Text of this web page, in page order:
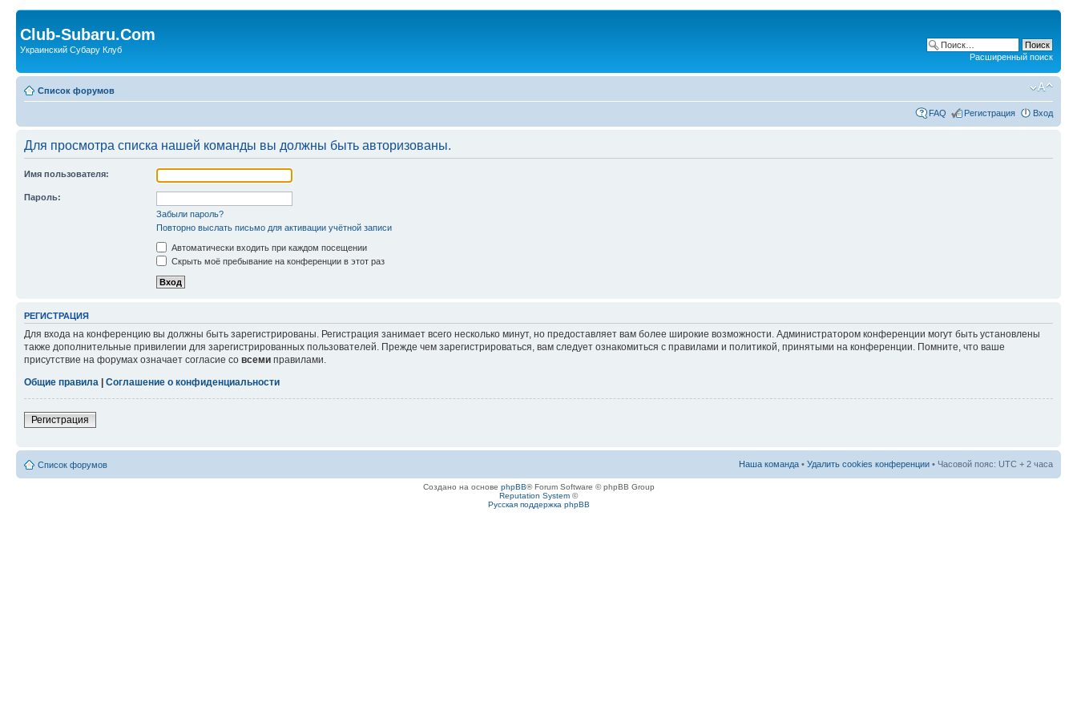
Club-Subaru.Com
Украинский Субару Клуб
Расширенный поиск
Список форумов
FAQ Регистрация Вход
Для просмотра списка нашей команды вы должны быть авторизованы.
Имя пользователя:
Пароль:
Забыли пароль?
Повторно выслать письмо для активации учётной записи
Автоматически входить при каждом посещении
Скрыть моё пребывание на конференции в этот раз
РЕГИСТРАЦИЯ
Для входа на конференцию вы должны быть зарегистрированы. Регистрация занимает всего несколько минут, но предоставляет вам более широкие возможности. Администратором конференции могут быть установлены
также дополнительные привилегии для зарегистрированных пользователей. Прежде чем зарегистрироваться, вам следует ознакомиться с правилами и политикой, принятыми на конференции. Помните, что ваше
присутствие на форумах означает согласие со всеми правилами.
Общие правила
Соглашение о конфиденциальности
Регистрация
Список форумов Наша команда • Удалить cookies конференции • Часовой пояс: UTC + 2 часа
Создано на основе phpBB® Forum Software © phpBB Group
Reputation System ©
Русская поддержка phpBB